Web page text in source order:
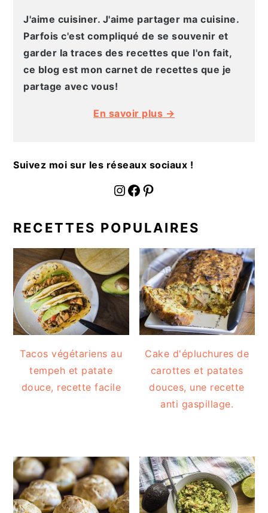
J'aime cuisiner. J'aime partager ma cuisine.
Parfois c'est compliqué de se souvenir et
garder la traces des recettes que l'on fait,
ce blog est mon carnet de recettes que je
partage avec vous!
En savoir plus →
Suivez moi sur les réseaux sociaux !
fournoratio Facebook Pinterest
RECETTES POPULAIRES
Tacos végétariens au
tempeh et patate
douce, recette facile
Cake d'épluchures de
carottes et patates
douces, une recette
anti gaspillage.